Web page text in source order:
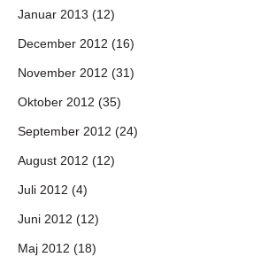
Januar 2013 (12)
December 2012 (16)
November 2012 (31)
Oktober 2012 (35)
September 2012 (24)
August 2012 (12)
Juli 2012 (4)
Juni 2012 (12)
Maj 2012 (18)